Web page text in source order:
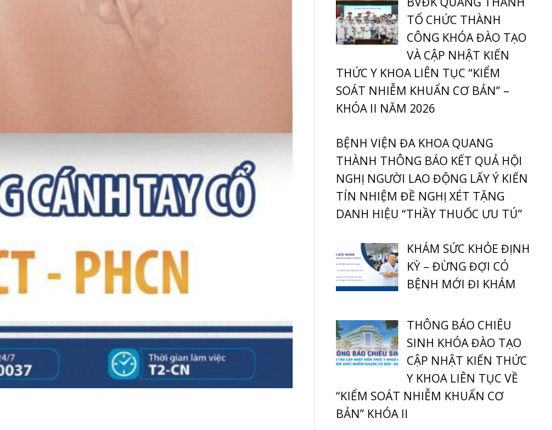
TỔ CHỨC THÀNH
CÔNG KHÓA ĐÀO TẠO
VÀ CẬP NHẬT KIẾN
THỨC Y KHOA LIÊN TỤC “KIỂM
SOÁT NHIỄM KHUẨN CƠ BẢN” –
KHÓA II NĂM 2026
BỆNH VIỆN ĐA KHOA QUANG
THÀNH THÔNG BÁO KẾT QUẢ HỘI
NGHỊ NGƯỜI LAO ĐỘNG LẤY Ý KIẾN
TÍN NHIỆM ĐỀ NGHỊ XÉT TẶNG
DANH HIỆU “THẦY THUỐC ƯU TÚ”
KHÁM SỨC KHỎE ĐỊNH
KỲ – ĐỪNG ĐỢI CÓ
BỆNH MỚI ĐI KHÁM
THÔNG BÁO CHIÊU
SINH KHÓA ĐÀO TẠO
CẬP NHẬT KIẾN THỨC
Y KHOA LIÊN TỤC VỀ
“KIỂM SOÁT NHIỄM KHUẨN CƠ
BẢN” KHÓA II